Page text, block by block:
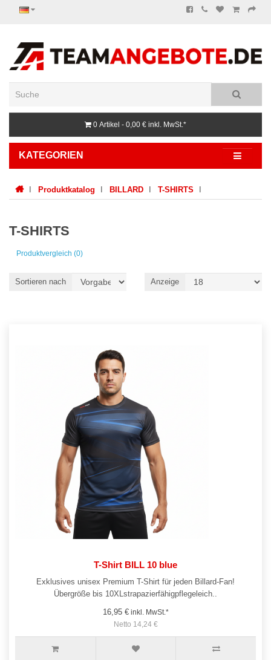
0 Artikel - 0,00 € inkl. MwSt.*
KATEGORIEN
Produktkatalog BILLARD T-SHIRTS
T-SHIRTS
Produktvergleich (0)
Sortieren nach Anzeige
T-Shirt BILL 10 blue
Exklusives unisex Premium T-Shirt für jeden Billard-Fan!
Übergröße bis 10XLstrapazierfähigpflegeleich..
16,95 €inkl. MwSt.*
Netto 14,24 €